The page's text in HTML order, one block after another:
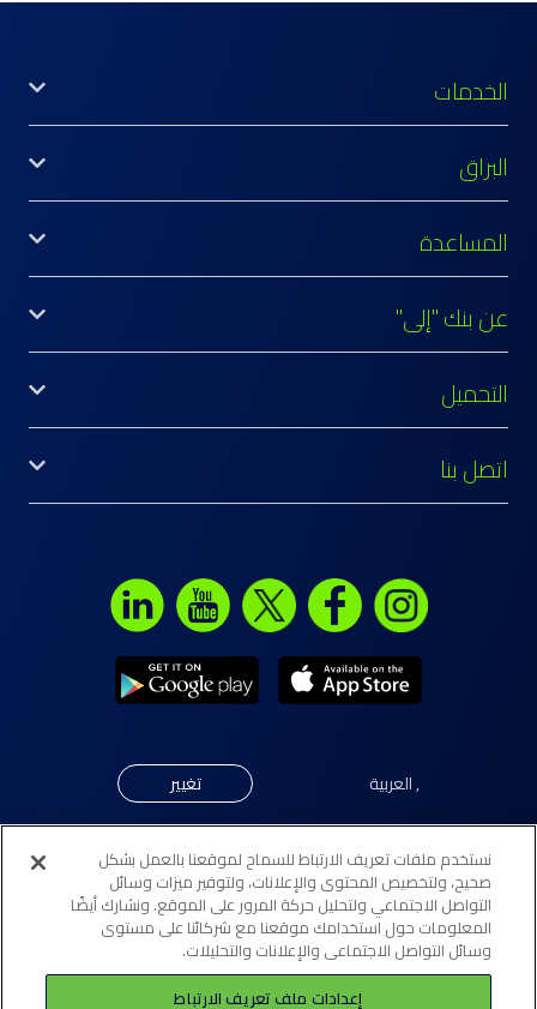
الخدمات
البراق
المساعدة
عن بنك "إلى"
التحميل
اتصل بنا
,العربية تغيير
© جميع الحقوق محفوظة لبنك "إلى" 2026. مرخّص كبنك تجزئة
تقليدي (فرع تجزئة) من قبل مصرف البحرين المركزي.
لائحة أفضل الممارسات
نستخدم ملفات تعريف الارتباط للسماح لموقعنا بالعمل بشكل
صحيح، ولتخصيص المحتوى والإعلانات، ولتوفير ميزات وسائل
التواصل الاجتماعي ولتحليل حركة المرور على الموقع. ونشارك أيضًا
المعلومات حول استخدامك موقعنا مع شركائنا على مستوى
وسائل التواصل الاجتماعي والإعلانات والتحليلات.
إعدادات ملف تعريف الارتباط